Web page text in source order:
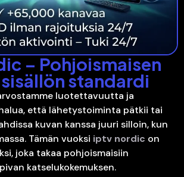
– Pohjoismaisen
standardi
luotettavuutta ja
että lähetystoiminta pätkii tai
kuvan kanssa juuri silloin, kun
Tämän vuoksi iptv nordic on
joka takaa pohjoismaisiin
katselukokemuksen.